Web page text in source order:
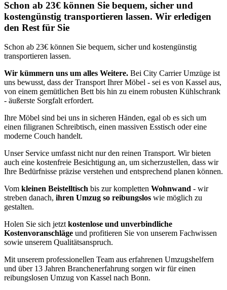
Schon ab 23€ können Sie bequem, sicher und
kostengünstig transportieren lassen. Wir erledigen
den Rest für Sie
Schon ab 23€ können Sie bequem, sicher und kostengünstig
transportieren lassen.
Wir kümmern uns um alles Weitere. Bei City Carrier Umzüge ist
uns bewusst, dass der Transport Ihrer Möbel - sei es von Kassel aus,
von einem gemütlichen Bett bis hin zu einem robusten Kühlschrank
- äußerste Sorgfalt erfordert.
Ihre Möbel sind bei uns in sicheren Händen, egal ob es sich um
einen filigranen Schreibtisch, einen massiven Esstisch oder eine
moderne Couch handelt.
Unser Service umfasst nicht nur den reinen Transport. Wir bieten
auch eine kostenfreie Besichtigung an, um sicherzustellen, dass wir
Ihre Bedürfnisse präzise verstehen und entsprechend planen können.
Vom kleinen Beistelltisch bis zur kompletten Wohnwand - wir
streben danach, ihren Umzug so reibungslos wie möglich zu
gestalten.
Holen Sie sich jetzt kostenlose und unverbindliche
Kostenvoranschläge und profitieren Sie von unserem Fachwissen
sowie unserem Qualitätsanspruch.
Mit unserem professionellen Team aus erfahrenen Umzugshelfern
und über 13 Jahren Branchenerfahrung sorgen wir für einen
reibungslosen Umzug von Kassel nach Bonn.